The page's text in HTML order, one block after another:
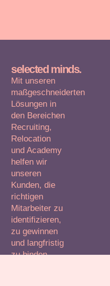
selected minds.
Mit unseren
maßgeschneiderten
Lösungen in
den Bereichen
Recruiting,
Relocation
und Academy
helfen wir
unseren
Kunden, die
richtigen
Mitarbeiter zu
identifizieren,
zu gewinnen
und langfristig
zu binden –